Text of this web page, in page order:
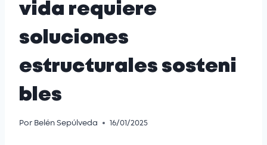
vida requiere
soluciones
estructurales sosteni
bles
Por Belén Sepúlveda 16/01/2025